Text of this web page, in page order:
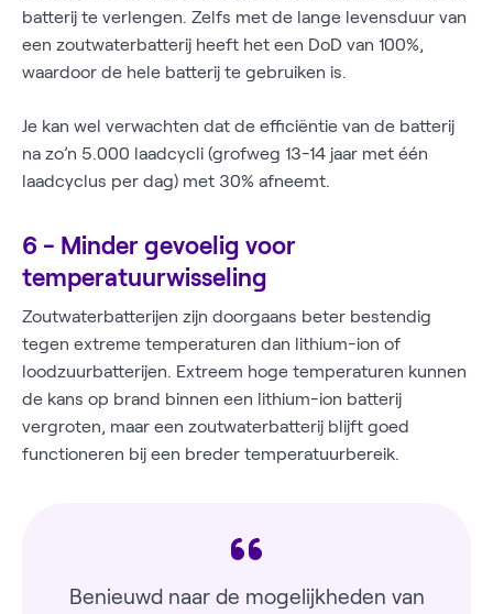
batterij te verlengen. Zelfs met de lange levensduur van
een zoutwaterbatterij heeft het een DoD van 100%,
waardoor de hele batterij te gebruiken is.
Je kan wel verwachten dat de efficiëntie van de batterij
na zo’n 5.000 laadcycli (grofweg 13-14 jaar met één
laadcyclus per dag) met 30% afneemt.
6 - Minder gevoelig voor
temperatuurwisseling
Zoutwaterbatterijen zijn doorgaans beter bestendig
tegen extreme temperaturen dan lithium-ion of
loodzuurbatterijen. Extreem hoge temperaturen kunnen
de kans op brand binnen een lithium-ion batterij
vergroten, maar een zoutwaterbatterij blijft goed
functioneren bij een breder temperatuurbereik.
Benieuwd naar de mogelijkheden van